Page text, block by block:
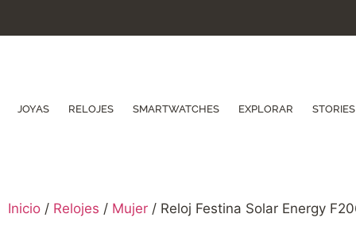
JOYAS RELOJES SMARTWATCHES EXPLORAR STORIES
Inicio / Relojes / Mujer / Reloj Festina Solar Energy